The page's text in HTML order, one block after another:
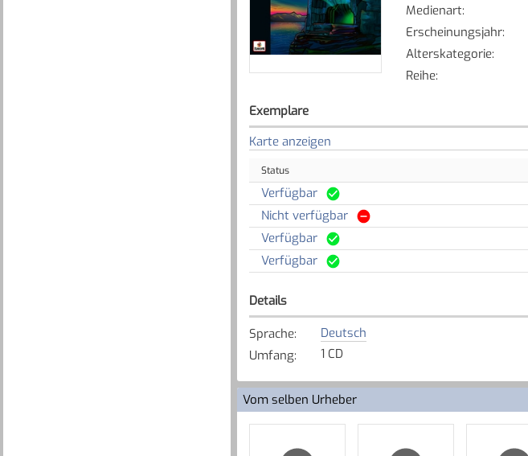
Medienart:
Erscheinungsjahr:
Alterskategorie:
Reihe:
Exemplare
Karte anzeigen
Status
Verfügbar
Nicht verfügbar
Verfügbar
Verfügbar
Details
Sprache:
Deutsch
Umfang: 1 CD
Vom selben Urheber